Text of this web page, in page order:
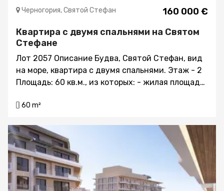
160 000 €
Черногория, Святой Стефан
Квартира с двумя спальнями на Святом
Стефане
Лот 2057 Описание Будва, Святой Стефан, вид
на море, квартира с двумя спальнями. Этаж - 2
Площадь: 60 кв.м., из которых: - жилая площадь
Количество ванных комнат: 1 Террас: 1 Квартира
расположена на втором этаже жилого дома,
ориентация – на юг, очень светлая. Расстояние
до моря 70 метров Структура: Гостиная,
совмещённая с обеденной зоной и кухней Две
спальни Санузел с душевой кабиной Терраса
60 m²